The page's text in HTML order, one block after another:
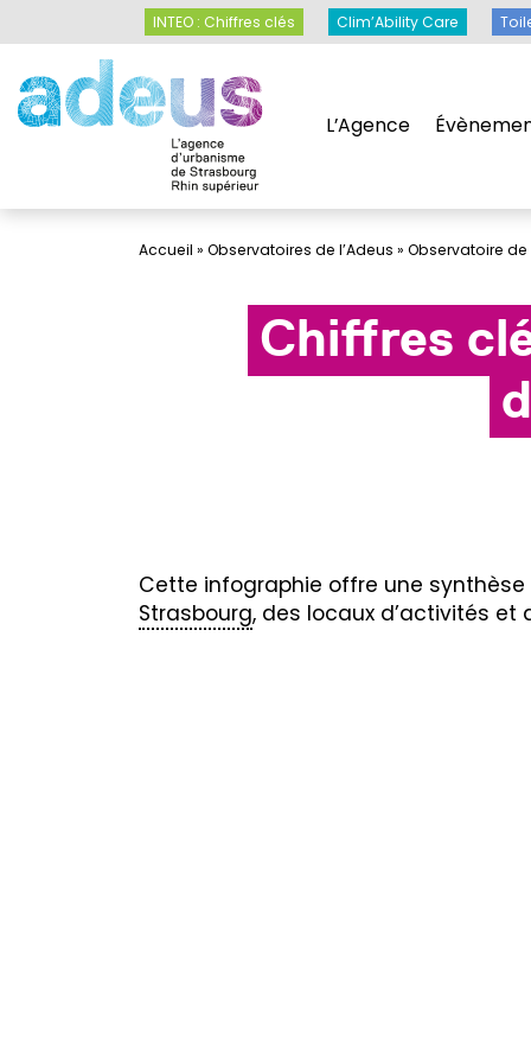
L’Agence
INTEO : Chiffres clés Clim’Ability Care
INTEO : Chiffres clés Clim’Ability Care
Accueil » Observatoires de l’Adeus » Observatoire
Chiffres
Cette infographie offre une
Strasbourg, des locaux d’activités
Panneau de gestion des cookies